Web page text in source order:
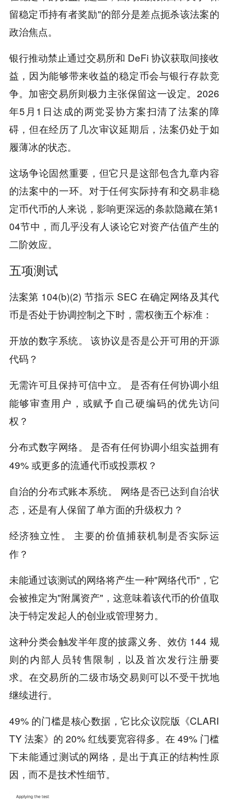
留稳定币持有者奖励"的部分是差点扼杀该法案的
政治焦点。
银行推动禁止通过交易所和 DeFi 协议获取间接收
益，因为能够带来收益的稳定币会与银行存款竞
争。加密交易所则极力主张保留这一设定。2026
年5月1日达成的两党妥协方案扫清了法案的障
碍，但在经历了几次审议延期后，法案仍处于如
履薄冰的状态。
这场争论固然重要，但它只是这部包含九章内容
的法案中的一环。对于任何实际持有和交易非稳
定币代币的人来说，影响更深远的条款隐藏在第1
04节中，而几乎没有人谈论它对资产估值产生的
二阶效应。
五项测试
法案第 104(b)(2) 节指示 SEC 在确定网络及其代
币是否处于协调控制之下时，需权衡五个标准：
开放的数字系统。
该协议是否是公开可用的开源
代码？
无需许可且保持可信中立。
是否有任何协调小组
能够审查用户，或赋予自己硬编码的优先访问
权？
分布式数字网络。
是否有任何协调小组实益拥有
49% 或更多的流通代币或投票权？
自治的分布式账本系统。
网络是否已达到自治状
态，还是有人保留了单方面的升级权力？
经济独立性。
主要的价值捕获机制是否实际运
作？
未能通过该测试的网络将产生一种"网络代币"，它
会被推定为"附属资产"，这意味着该代币的价值取
决于特定发起人的创业或管理努力。
这种分类会触发半年度的披露义务、效仿 144 规
则的内部人员转售限制，以及首次发行注册要
求。在交易所的二级市场交易则可以不受干扰地
继续进行。
49% 的门槛是核心数据，它比众议院版《CLARI
TY 法案》的 20% 红线要宽容得多。在 49% 门槛
下未能通过测试的网络，是出于真正的结构性原
因，而不是技术性细节。